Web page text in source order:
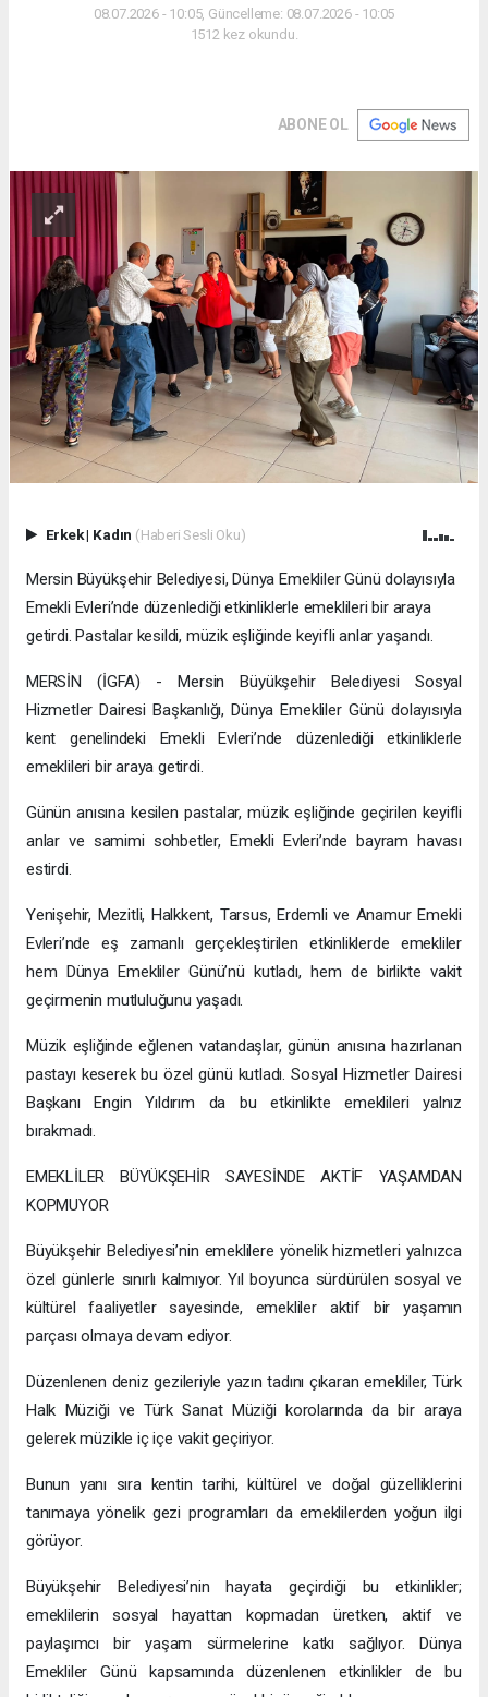
08.07.2026 - 10:05, Güncelleme: 08.07.2026 - 10:05
1512 kez okundu.
ABONE OL
Erkek| Kadın (Haberi Sesli Oku)
Mersin Büyükşehir Belediyesi, Dünya Emekliler Günü dolayısıyla
Emekli Evleri’nde düzenlediği etkinliklerle emeklileri bir araya
getirdi. Pastalar kesildi, müzik eşliğinde keyifli anlar yaşandı.
MERSİN (İGFA) - Mersin Büyükşehir Belediyesi Sosyal
Hizmetler Dairesi Başkanlığı, Dünya Emekliler Günü dolayısıyla
kent genelindeki Emekli Evleri’nde düzenlediği etkinliklerle
emeklileri bir araya getirdi.
Günün anısına kesilen pastalar, müzik eşliğinde geçirilen keyifli
anlar ve samimi sohbetler, Emekli Evleri’nde bayram havası
estirdi.
Yenişehir, Mezitli, Halkkent, Tarsus, Erdemli ve Anamur Emekli
Evleri’nde eş zamanlı gerçekleştirilen etkinliklerde emekliler
hem Dünya Emekliler Günü’nü kutladı, hem de birlikte vakit
geçirmenin mutluluğunu yaşadı.
Müzik eşliğinde eğlenen vatandaşlar, günün anısına hazırlanan
pastayı keserek bu özel günü kutladı. Sosyal Hizmetler Dairesi
Başkanı Engin Yıldırım da bu etkinlikte emeklileri yalnız
bırakmadı.
EMEKLİLER BÜYÜKŞEHİR SAYESİNDE AKTİF YAŞAMDAN
KOPMUYOR
Büyükşehir Belediyesi’nin emeklilere yönelik hizmetleri yalnızca
özel günlerle sınırlı kalmıyor. Yıl boyunca sürdürülen sosyal ve
kültürel faaliyetler sayesinde, emekliler aktif bir yaşamın
parçası olmaya devam ediyor.
Düzenlenen deniz gezileriyle yazın tadını çıkaran emekliler, Türk
Halk Müziği ve Türk Sanat Müziği korolarında da bir araya
gelerek müzikle iç içe vakit geçiriyor.
Bunun yanı sıra kentin tarihi, kültürel ve doğal güzelliklerini
tanımaya yönelik gezi programları da emeklilerden yoğun ilgi
görüyor.
Büyükşehir Belediyesi’nin hayata geçirdiği bu etkinlikler;
emeklilerin sosyal hayattan kopmadan üretken, aktif ve
paylaşımcı bir yaşam sürmelerine katkı sağlıyor. Dünya
Emekliler Günü kapsamında düzenlenen etkinlikler de bu